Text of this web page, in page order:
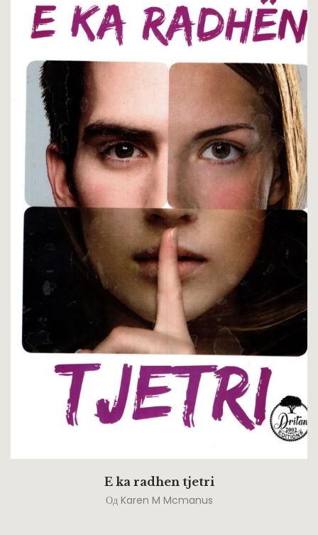
E ka radhen tjetri
Од Karen M Mcmanus